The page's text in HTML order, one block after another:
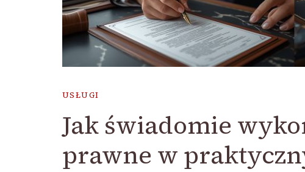
USŁUGI
Jak świadomie
prawne w